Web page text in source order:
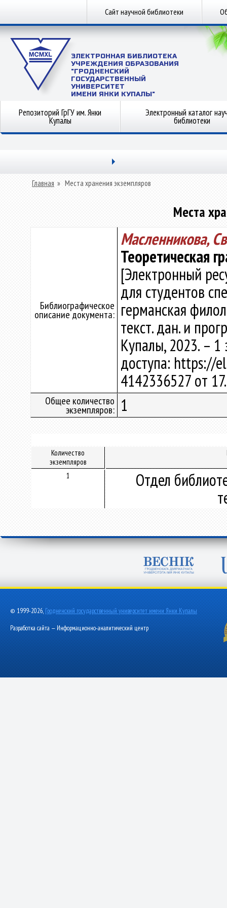
Сайт научной библиотеки
ЭЛЕКТРОННАЯ БИБЛИОТЕКА
УЧРЕЖДЕНИЯ ОБРАЗОВАНИЯ
"ГРОДНЕНСКИЙ
ГОСУДАРСТВЕННЫЙ
УНИВЕРСИТЕТ
ИМЕНИ ЯНКИ КУПАЛЫ"
Репозиторий ГрГУ им. Янки
Купалы
Электронный каталог
библиотеки
Главная » Места хранения экземпляров
Места
Библиографическое
описание документа:
Масленникова,
Теоретическая
[Электронный
для студентов
германская
текст. дан. и
Купалы, 2023. – 1
доступа: https://
4142336527 от
Общее количество
экземпляров: 1
Количество
экземпляров
1
Отдел
© 1999-2026, Гродненский государственный университет имени Янки Купалы
Разработка сайта — Информационно-аналитический центр